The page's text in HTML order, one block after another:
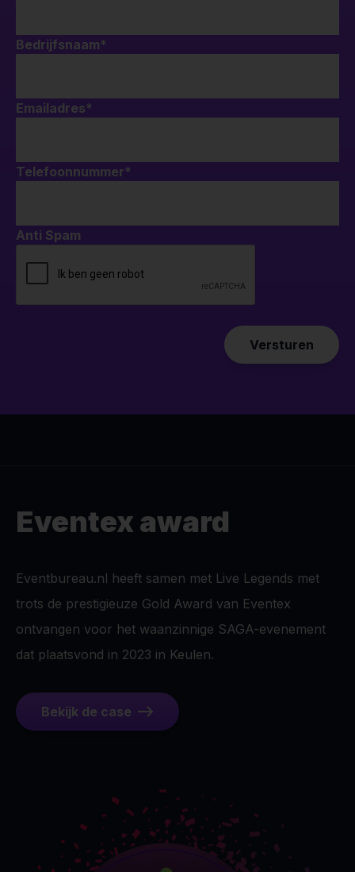
Bedrijfsnaam*
Emailadres*
Telefoonnummer*
Anti Spam
Eventex award
Eventbureau.nl heeft samen met Live Legends met
trots de prestigieuze Gold Award van Eventex
ontvangen voor het waanzinnige SAGA-evenement
dat plaatsvond in 2023 in Keulen.
Bekijk de case